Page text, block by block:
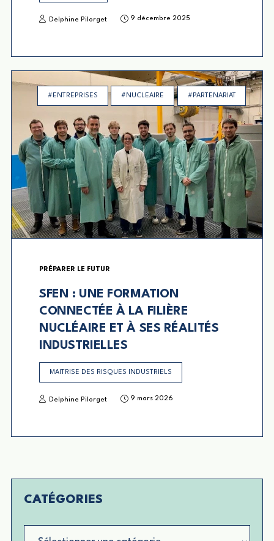
Delphine Pilorget 9 décembre 2025
#ENTREPRISES #NUCLEAIRE #PARTENARIAT
PRÉPARER LE FUTUR
SFEN : UNE FORMATION
CONNECTÉE À LA FILIÈRE
NUCLÉAIRE ET À SES RÉALITÉS
INDUSTRIELLES
MAITRISE DES RISQUES INDUSTRIELS
Delphine Pilorget 9 mars 2026
CATÉGORIES